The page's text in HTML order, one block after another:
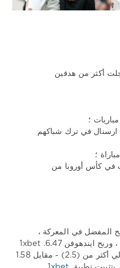
وجهاً لوجه لـ 6 فرق سجلت أكثر من هدفين
، فشل ارسنال في ترك شباكهم
أيندهوفن عن 6 مباريات في كأس أوروبا من
المفضل في المعركة ،
ويعرضون انتصاره مقابل 1.49. تعادل 4.45 ، وربح ايندهوفن 6.47. 1xbet
ليس لديه شكوك حول وفرة الأهداف: إجمالي أكثر من (2.5) - مقابل 1.58